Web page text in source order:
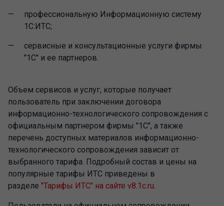
профессиональную Информационную систему
1С:ИТС;
сервисные и консультационные услуги фирмы
"1С" и ее партнеров.
Объем сервисов и услуг, которые получает
пользователь при заключении договора
информационно-технологического сопровождения с
официальным партнером фирмы "1С", а также
перечень доступных материалов информационно-
технологического сопровождения зависит от
выбранного тарифа. Подробный состав и цены на
популярные тарифы ИТС приведены в
разделе "Тарифы ИТС" на сайте v8.1c.ru.